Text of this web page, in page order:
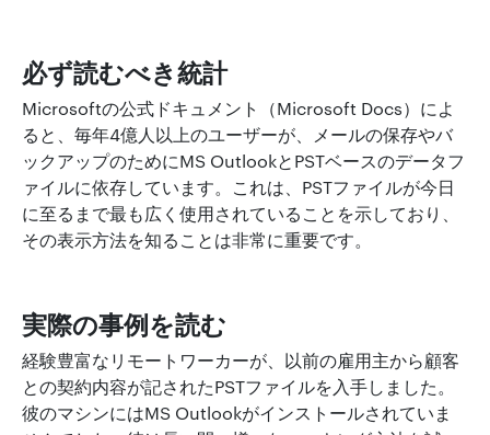
必ず読むべき統計
Microsoftの公式ドキュメント（Microsoft Docs）によ
ると、毎年4億人以上のユーザーが、メールの保存やバ
ックアップのためにMS OutlookとPSTベースのデータフ
ァイルに依存しています。これは、PSTファイルが今日
に至るまで最も広く使用されていることを示しており、
その表示方法を知ることは非常に重要です。
実際の事例を読む
経験豊富なリモートワーカーが、以前の雇用主から顧客
との契約内容が記されたPSTファイルを入手しました。
彼のマシンにはMS Outlookがインストールされていま